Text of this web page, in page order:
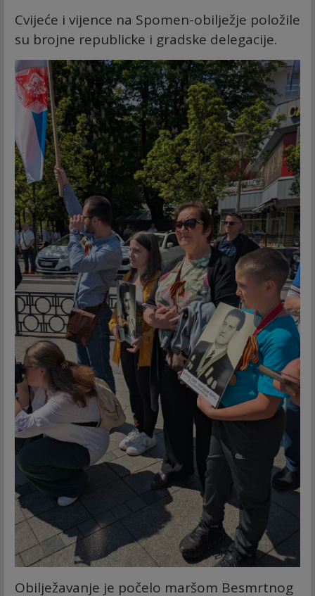
Cvijeće i vijence na Spomen-obilježje položile
su brojne republicke i gradske delegacije.
Obilježavanje je počelo maršom Besmrtnog